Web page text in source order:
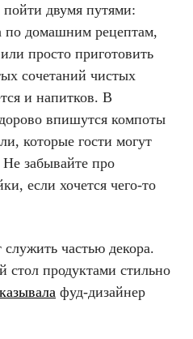
двумя путями:
по домашним рецептам,
просто приготовить
сочетаний чистых
и напитков. В
впишутся компоты
которые гости могут
забывайте про
если хочется чего-то
частью декора.
стол продуктами стильно
фуд-дизайнер